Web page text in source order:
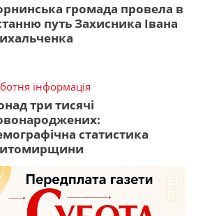
громада провела в
путь Захисника Івана
інформація
три тисячі
статистика